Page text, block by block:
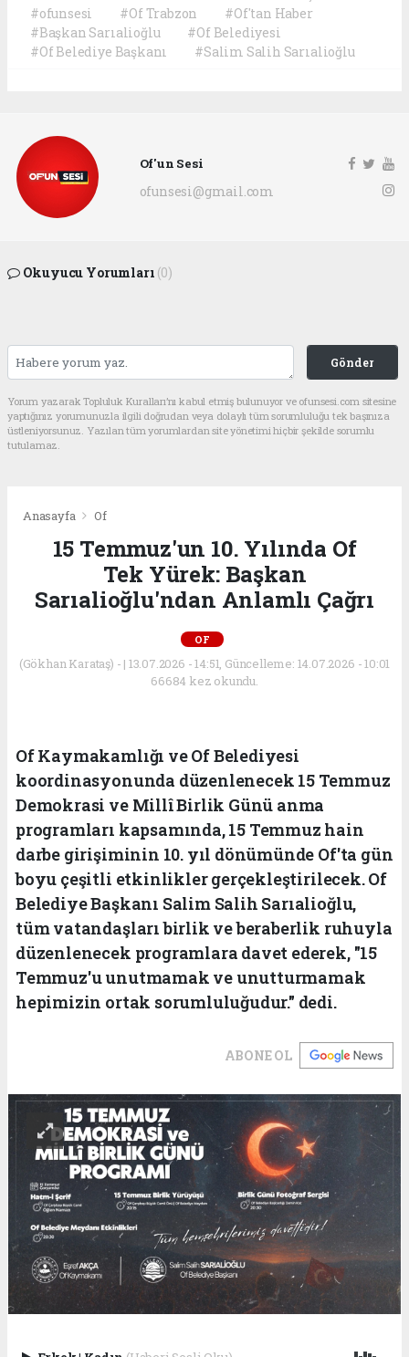
#ofunsesi
#Of Trabzon
#Of'tan Haber
#Başkan Sarıalioğlu
#Of Belediyesi
#Of Belediye Başkanı
#Salim Salih Sarıalioğlu
Of'un Sesi
ofunsesi@gmail.com
Okuyucu Yorumları (0)
Gönder
Yorum yazarak Topluluk Kuralları’nı kabul etmiş bulunuyor ve ofunsesi.com sitesine
yaptığınız yorumunuzla ilgili doğrudan veya dolaylı tüm sorumluluğu tek başınıza
üstleniyorsunuz. Yazılan tüm yorumlardan site yönetimi hiçbir şekilde sorumlu
tutulamaz.
Anasayfa Of
15 Temmuz'un 10. Yılında Of
Tek Yürek: Başkan
Sarıalioğlu'ndan Anlamlı Çağrı
OF
(Gökhan Karataş) - | 13.07.2026 - 14:51, Güncelleme: 14.07.2026 - 10:01
66684 kez okundu.
Of Kaymakamlığı ve Of Belediyesi
koordinasyonunda düzenlenecek 15 Temmuz
Demokrasi ve Millî Birlik Günü anma
programları kapsamında, 15 Temmuz hain
darbe girişiminin 10. yıl dönümünde Of'ta gün
boyu çeşitli etkinlikler gerçekleştirilecek. Of
Belediye Başkanı Salim Salih Sarıalioğlu,
tüm vatandaşları birlik ve beraberlik ruhuyla
düzenlenecek programlara davet ederek, "15
Temmuz'u unutmamak ve unutturmamak
hepimizin ortak sorumluluğudur." dedi.
ABONE OL